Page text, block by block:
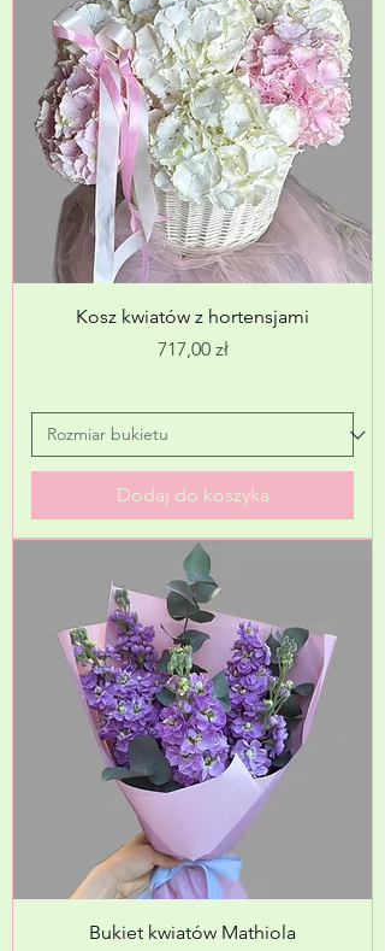
Kosz kwiatów z hortensjami
Cena
717,00 zł
Dodaj do koszyka
Bukiet kwiatów Mathiola